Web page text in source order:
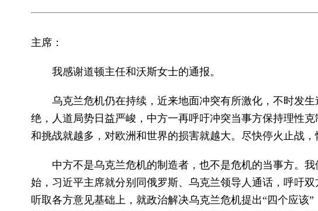
主席：
我感谢道顿主任和沃斯女士的通报。
乌克兰危机仍在持续，近来地面冲突有所激化，不时发
绝，人道局势日益严峻，中方一再呼吁冲突当事方保持理性
和挑战就越多，对欧洲和世界的损害就越大。尽快停火止战
中方不是乌克兰危机的制造者，也不是危机的当事方。
始，习近平主席就分别同俄罗斯、乌克兰领导人通话，呼吁
听取各方意见基础上，就政治解决乌克兰危机提出“四个应该